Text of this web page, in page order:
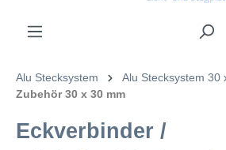
Alu Stecksystem
Alu Stecksystem 30
Zubehör 30 x 30 mm
Eckverbinder /